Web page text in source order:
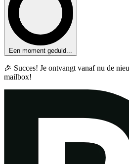
Een moment geduld...
🎉 Succes! Je ontvangt vanaf nu de
mailbox!